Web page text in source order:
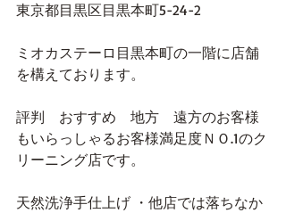
東京都目黒区目黒本町5-24-2
ミオカステーロ目黒本町の一階に店舗
を構えております。
評判　おすすめ　地方　遠方のお客様
もいらっしゃるお客様満足度ＮＯ.1のク
リーニング店です。
天然洗浄手仕上げ ・他店では落ちなか